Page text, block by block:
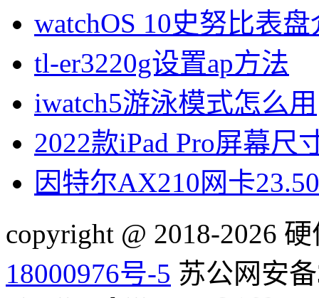
watchOS 10史努比表
tl-er3220g设置ap方法
iwatch5游泳模式怎么用
2022款iPad Pro屏幕尺
因特尔AX210网卡
copyright @ 2018-2026
18000976号-5 苏公网安